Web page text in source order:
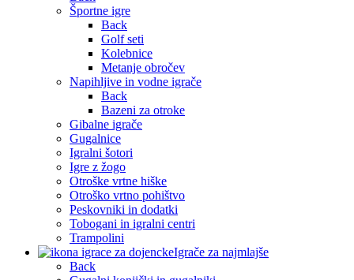
Športne igre
Back
Golf seti
Kolebnice
Metanje obročev
Napihljive in vodne igrače
Back
Bazeni za otroke
Gibalne igrače
Gugalnice
Igralni šotori
Igre z žogo
Otroške vrtne hiške
Otroško vrtno pohištvo
Peskovniki in dodatki
Tobogani in igralni centri
Trampolini
Igrače za najmlajše
Back